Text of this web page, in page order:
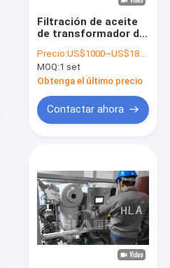
Filtración de aceite
de transformador de
vacío final de 3-5 Pa
y precisión de
filtración ≤ 1 μm
Precio:US$1000~US$18000
MOQ:1 set
Obtenga el último precio
Contactar ahora